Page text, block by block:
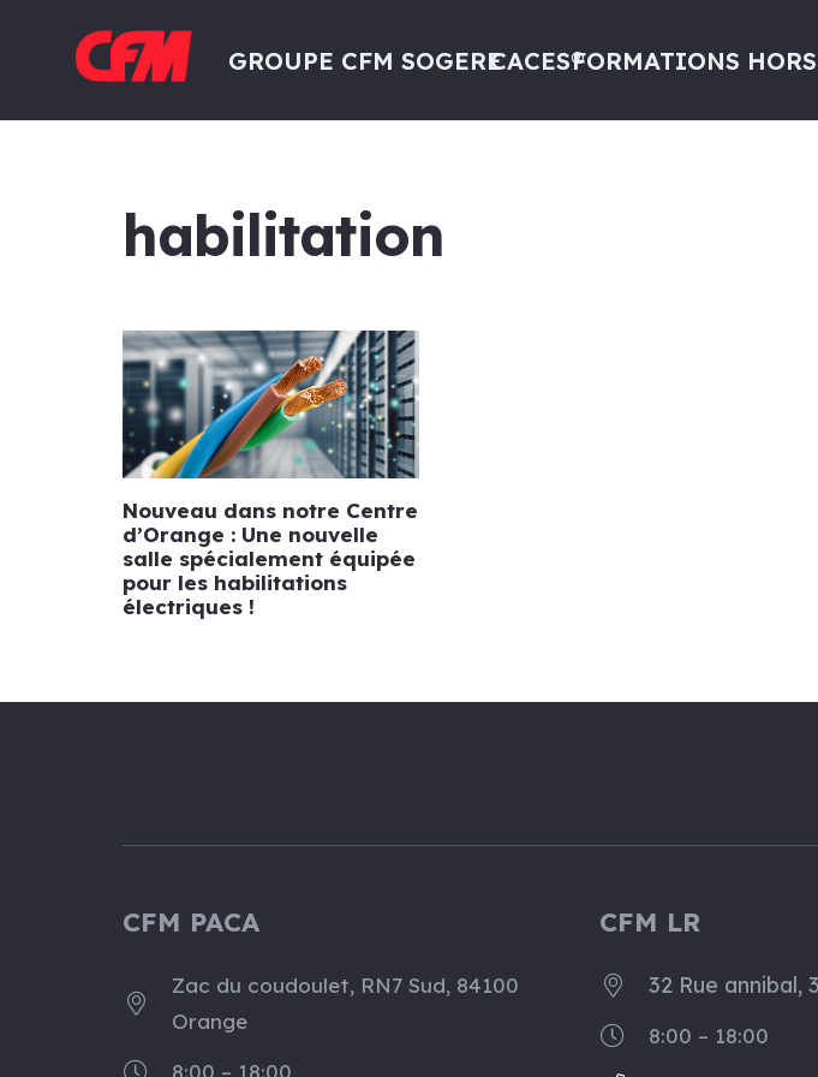
GROUPE CFM SOGERECACES®FORMATIONS
habilitation
Nouveau dans notre Centre
d’Orange : Une nouvelle
salle spécialement équipée
pour les habilitations
électriques !
CFM PACA
Zac du coudoulet, RN7 Sud, 84100
Orange
8:00 – 18:00
CFM LR
32 Rue annibal,
8:00 – 18:00